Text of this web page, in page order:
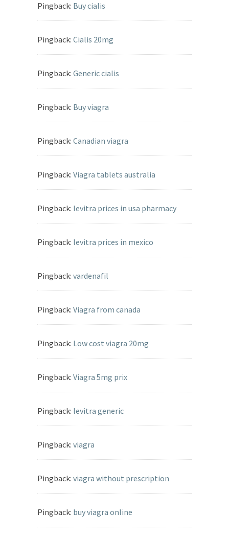
Pingback: Buy cialis
Pingback: Cialis 20mg
Pingback: Generic cialis
Pingback: Buy viagra
Pingback: Canadian viagra
Pingback: Viagra tablets australia
Pingback: levitra prices in usa pharmacy
Pingback: levitra prices in mexico
Pingback: vardenafil
Pingback: Viagra from canada
Pingback: Low cost viagra 20mg
Pingback: Viagra 5mg prix
Pingback: levitra generic
Pingback: viagra
Pingback: viagra without prescription
Pingback: buy viagra online